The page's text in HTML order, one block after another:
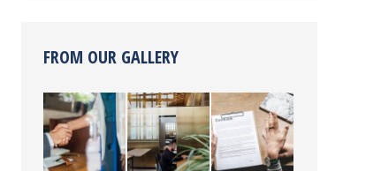
FROM OUR GALLERY